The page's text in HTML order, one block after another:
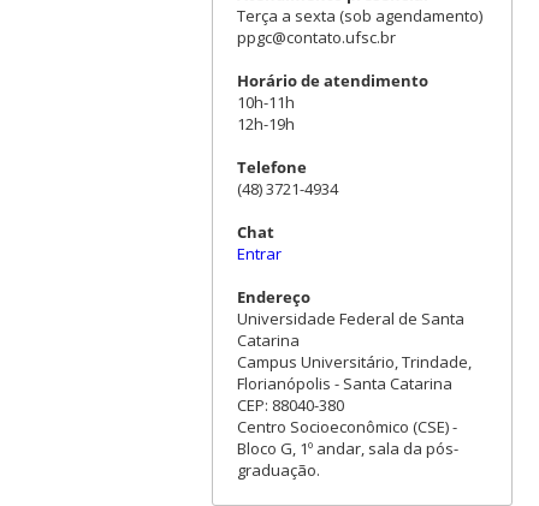
Terça a sexta (sob agendamento)
ppgc@contato.ufsc.br
Horário de atendimento
10h-11h
12h-19h
Telefone
(48) 3721-4934
Chat
Entrar
Endereço
Universidade Federal de Santa
Catarina
Campus Universitário, Trindade,
Florianópolis - Santa Catarina
CEP: 88040-380
Centro Socioeconômico (CSE) -
Bloco G, 1º andar, sala da pós-
graduação.